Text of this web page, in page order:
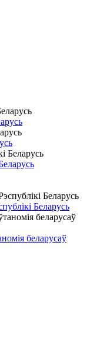
Беларусь
беларусаў